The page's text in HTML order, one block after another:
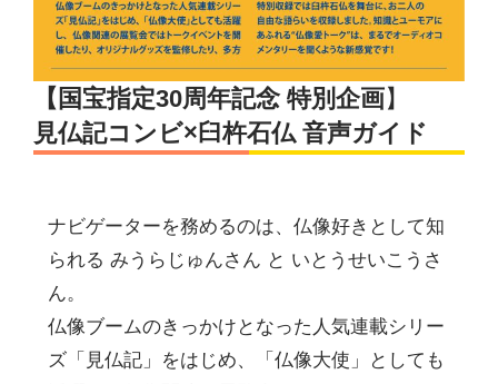
【国宝指定30周年記念 特別企画】
見仏記コンビ×臼杵石仏 音声ガイド
ナビゲーターを務めるのは、仏像好きとして知
られる みうらじゅんさん と いとうせいこうさ
ん。
仏像ブームのきっかけとなった人気連載シリー
ズ「見仏記」をはじめ、「仏像大使」としても